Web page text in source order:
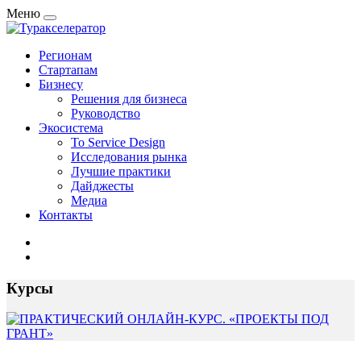
Меню
Регионам
Стартапам
Бизнесу
Решения для бизнеса
Руководство
Экосистема
To Service Design
Исследования рынка
Лучшие практики
Дайджесты
Медиа
Контакты
Курсы